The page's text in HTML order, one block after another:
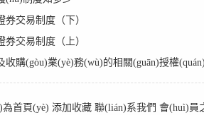
交易制度（下）
交易制度（上）
購(gòu)業(yè)務(wù)的相關(guān)授權
為首頁(yè) 添加收藏 聯(lián)系我們 會(huì)員